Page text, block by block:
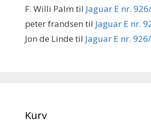
F. Willi Palm til Jaguar E nr.
peter frandsen til Jaguar E nr.
Jon de Linde til Jaguar E nr.
Kurv